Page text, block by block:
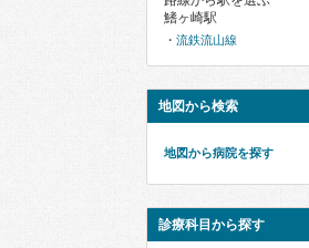
鰭ヶ崎駅
流鉄流山線
地図から検索
地図から病院を探す
診療科目から探す